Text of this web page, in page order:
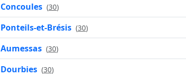
Concoules (30)
Ponteils-et-Brésis (30)
Aumessas (30)
Dourbies (30)